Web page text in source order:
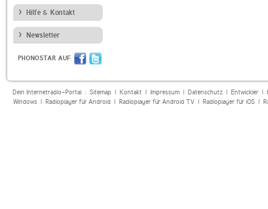
Hilfe & Kontakt
Newsletter
PHONOSTAR AUF
Dein Internetradio-Portal : Sitemap| Kontakt| Impressum| Datenschutz| Entwickler|
Windows| Radioplayer für Android| Radioplayer für Android TV| Radioplayer für iOS|